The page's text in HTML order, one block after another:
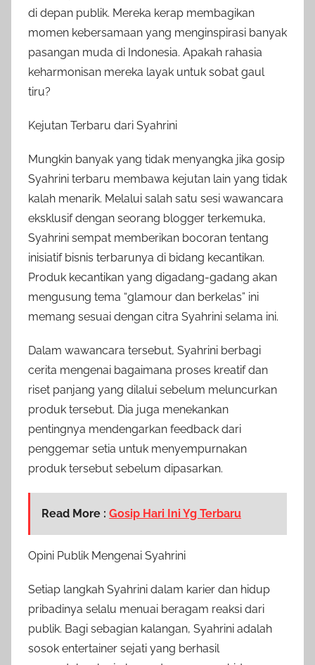
di depan publik. Mereka kerap membagikan
momen kebersamaan yang menginspirasi banyak
pasangan muda di Indonesia. Apakah rahasia
keharmonisan mereka layak untuk sobat gaul
tiru?
Kejutan Terbaru dari Syahrini
Mungkin banyak yang tidak menyangka jika gosip
Syahrini terbaru membawa kejutan lain yang tidak
kalah menarik. Melalui salah satu sesi wawancara
eksklusif dengan seorang blogger terkemuka,
Syahrini sempat memberikan bocoran tentang
inisiatif bisnis terbarunya di bidang kecantikan.
Produk kecantikan yang digadang-gadang akan
mengusung tema “glamour dan berkelas” ini
memang sesuai dengan citra Syahrini selama ini.
Dalam wawancara tersebut, Syahrini berbagi
cerita mengenai bagaimana proses kreatif dan
riset panjang yang dilalui sebelum meluncurkan
produk tersebut. Dia juga menekankan
pentingnya mendengarkan feedback dari
penggemar setia untuk menyempurnakan
produk tersebut sebelum dipasarkan.
Read More : Gosip Hari Ini Yg Terbaru
Opini Publik Mengenai Syahrini
Setiap langkah Syahrini dalam karier dan hidup
pribadinya selalu menuai beragam reaksi dari
publik. Bagi sebagian kalangan, Syahrini adalah
sosok entertainer sejati yang berhasil